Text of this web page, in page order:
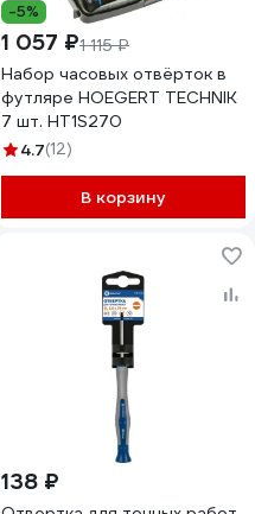
-5%
1 057 ₽1 115 ₽
Набор часовых отвёрток в
футляре HOEGERT TECHNIK
7 шт. HT1S270
4.7(12)
В корзину
138 ₽